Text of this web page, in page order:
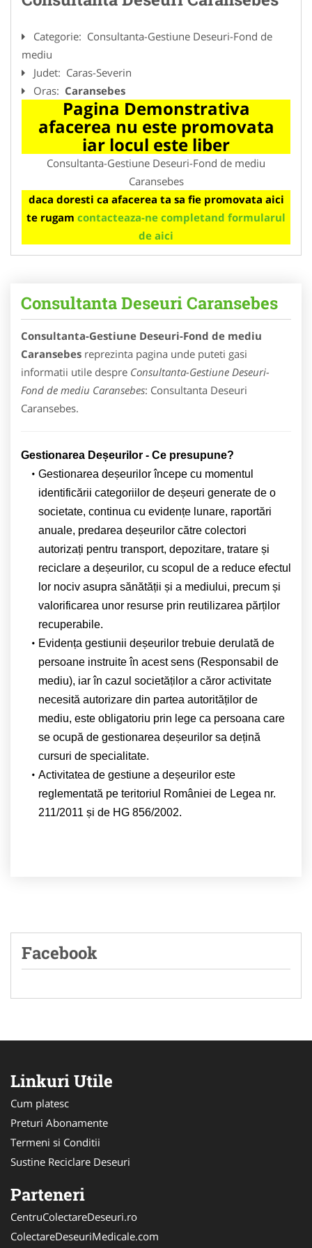
Categorie: Consultanta-Gestiune Deseuri-Fond de
mediu
Judet: Caras-Severin
Oras: Caransebes
Pagina Demonstrativa
afacerea nu este promovata
iar locul este liber
Consultanta-Gestiune Deseuri-Fond de mediu
Caransebes
daca doresti ca afacerea ta sa fie promovata aici
te rugam contacteaza-ne completand formularul
de aici
Consultanta Deseuri Caransebes
Consultanta-Gestiune Deseuri-Fond de mediu
Caransebes reprezinta pagina unde puteti gasi
informatii utile despre Consultanta-Gestiune Deseuri-
Fond de mediu Caransebes: Consultanta Deseuri
Caransebes.
Gestionarea Deșeurilor - Ce presupune?
Gestionarea deșeurilor începe cu momentul
identificării categoriilor de deșeuri generate de o
societate, continua cu evidențe lunare, raportări
anuale, predarea deșeurilor către colectori
autorizați pentru transport, depozitare, tratare și
reciclare a deșeurilor, cu scopul de a reduce efectul
lor nociv asupra sănătății și a mediului, precum și
valorificarea unor resurse prin reutilizarea părților
recuperabile.
Evidența gestiunii deșeurilor trebuie derulată de
persoane instruite în acest sens (Responsabil de
mediu), iar în cazul societăților a căror activitate
necesită autorizare din partea autorităților de
mediu, este obligatoriu prin lege ca persoana care
se ocupă de gestionarea deșeurilor sa dețină
cursuri de specialitate.
Activitatea de gestiune a deșeurilor este
reglementată pe teritoriul României de Legea nr.
211/2011 și de HG 856/2002.
Facebook
Linkuri Utile
Cum platesc
Preturi Abonamente
Termeni si Conditii
Sustine Reciclare Deseuri
Parteneri
CentruColectareDeseuri.ro
ColectareDeseuriMedicale.com